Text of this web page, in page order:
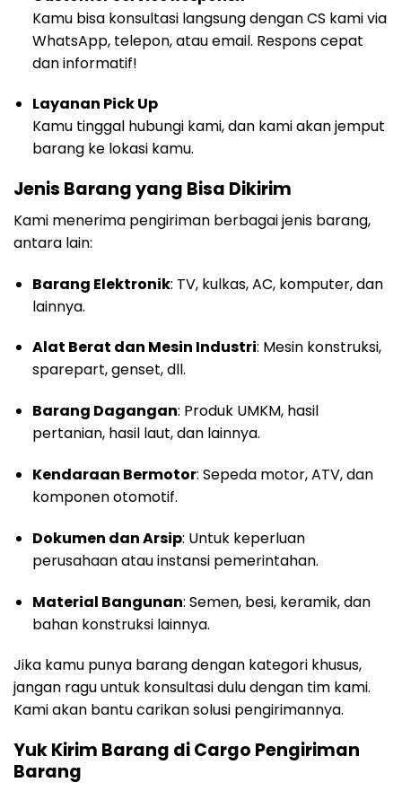
Kamu bisa konsultasi langsung dengan CS kami via
WhatsApp, telepon, atau email. Respons cepat
dan informatif!
Layanan Pick Up
Kamu tinggal hubungi kami, dan kami akan jemput
barang ke lokasi kamu.
Jenis Barang yang Bisa Dikirim
Kami menerima pengiriman berbagai jenis barang,
antara lain:
Barang Elektronik: TV, kulkas, AC, komputer, dan
lainnya.
Alat Berat dan Mesin Industri: Mesin konstruksi,
sparepart, genset, dll.
Barang Dagangan: Produk UMKM, hasil
pertanian, hasil laut, dan lainnya.
Kendaraan Bermotor: Sepeda motor, ATV, dan
komponen otomotif.
Dokumen dan Arsip: Untuk keperluan
perusahaan atau instansi pemerintahan.
Material Bangunan: Semen, besi, keramik, dan
bahan konstruksi lainnya.
Jika kamu punya barang dengan kategori khusus,
jangan ragu untuk konsultasi dulu dengan tim kami.
Kami akan bantu carikan solusi pengirimannya.
Yuk Kirim Barang di Cargo Pengiriman
Barang